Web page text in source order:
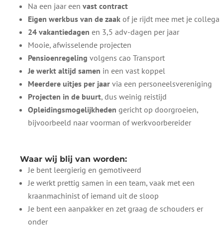
Na een jaar een vast contract
Eigen werkbus van de zaak of je rijdt mee met je collega
24 vakantiedagen en 3,5 adv-dagen per jaar
Mooie, afwisselende projecten
Pensioenregeling volgens cao Transport
Je werkt altijd samen in een vast koppel
Meerdere uitjes per jaar via een personeelsvereniging
Projecten in de buurt, dus weinig reistijd
Opleidingsmogelijkheden gericht op doorgroeien,
bijvoorbeeld naar voorman of werkvoorbereider
Waar wij blij van worden:
Je bent leergierig en gemotiveerd
Je werkt prettig samen in een team, vaak met een
kraanmachinist of iemand uit de sloop
Je bent een aanpakker en zet graag de schouders er
onder